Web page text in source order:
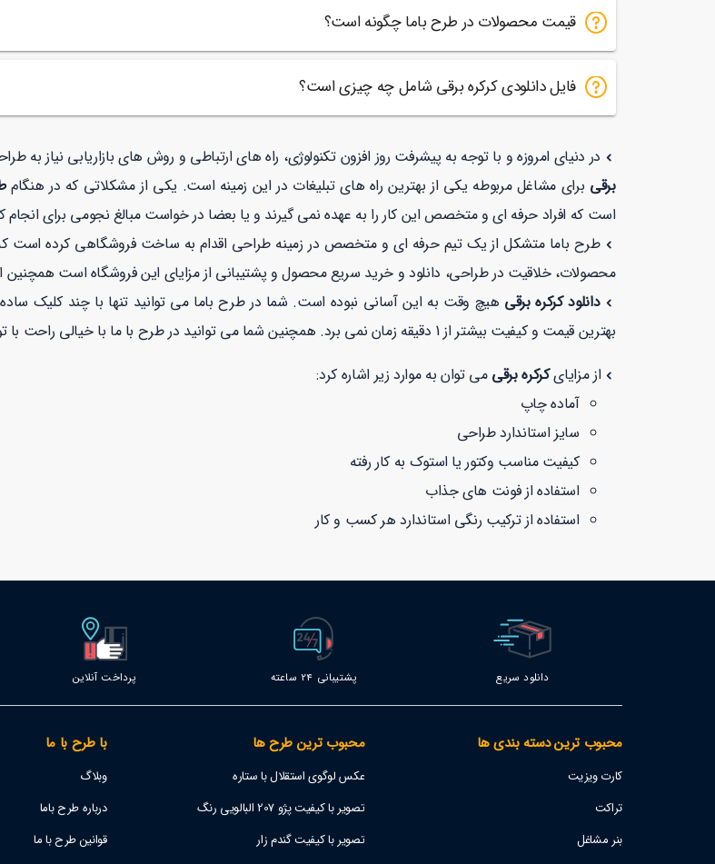
قیمت محصولات در طرح باما چگونه است؟
فایل دانلودی کرکره برقی شامل چه چیزی است؟
در دنیای امروزه و با توجه به پیشرفت روز افزون تکنولوژی، راه های ارتباطی و روش های بازاریابی نیاز
برقی برای مشاغل مربوطه یکی از بهترین راه های تبلیغات در این زمینه است. یکی از مشکلاتی که در هنگام
است که افراد حرفه ای و متخصص این کار را به عهده نمی گیرند و یا بعضا در خواست مبالغ نجومی برای انجام
طرح باما متشکل از یک تیم حرفه ای و متخصص در زمینه طراحی اقدام به ساخت فروشگاهی کرده است که
محصولات، خلاقیت در طراحی، دانلود و خرید سریع محصول و پشتیبانی از مزایای این فروشگاه است
دانلود کرکره برقی هیچ وقت به این آسانی نبوده است. شما در طرح باما می توانید تنها با چند کلیک
بهترین قیمت و کیفیت بیشتر از 1 دقیقه زمان نمی برد. همچنین شما می توانید در طرح با ما با خیالی راحت با توجه به نماد
از مزایایکرکره برقی می توان به موارد زیر اشاره کرد:
آماده چاپ
سایز استاندارد طراحی
کیفیت مناسب وکتور یا استوک به کار رفته
استفاده از فونت های جذاب
استفاده از ترکیب رنگی استاندارد هر کسب و کار
دانلود سریع پشتیبانی 24 ساعته پرداخت آنلاین
محبوب ترین دسته بندی ها
کارت ویزیت
تراکت
بنر مشاغل
محبوب ترین طرح ها
عکس لوگوی استقلال با ستاره
تصویر با کیفیت پژو 207 البالویی رنگ
تصویر با کیفیت گندم زار
با طرح با ما
وبلاگ
درباره طرح باما
قوانین طرح با ما